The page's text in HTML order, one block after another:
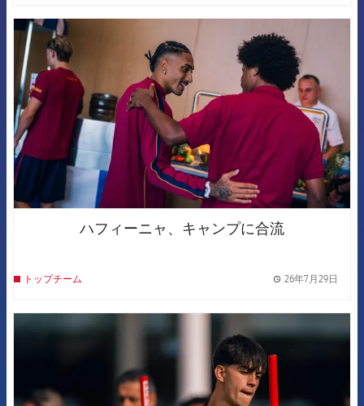
ハフィーニャ、キャンプに合流
トップチーム 26年7月29日